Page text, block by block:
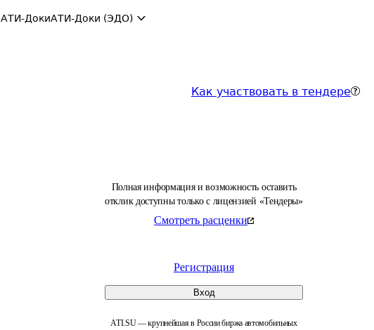
АТИ-ДокиАТИ-Доки (ЭДО)
Как участвовать в тендере
Полная информация и возможность оставить
отклик доступны только с лицензией «Тендеры»
Смотреть расценки
Регистрация
Вход
ATI.SU — крупнейшая в России биржа автомобильных